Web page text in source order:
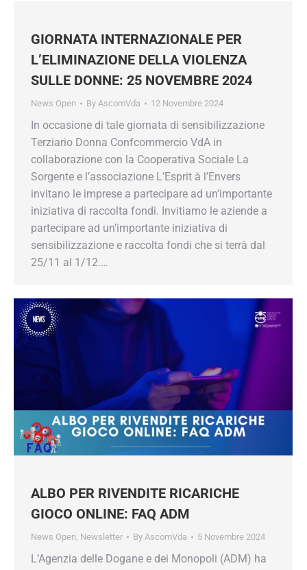
GIORNATA INTERNAZIONALE PER
L’ELIMINAZIONE DELLA VIOLENZA
SULLE DONNE: 25 NOVEMBRE 2024
News Open By AscomVda 12 Novembre 2024
In occasione di tale giornata di sensibilizzazione
Terziario Donna Confcommercio VdA in
collaborazione con la Cooperativa Sociale La
Sorgente e l’associazione L’Esprit à l’Envers
invitano le imprese a partecipare ad un’importante
iniziativa di raccolta fondi. Invitiamo le aziende a
partecipare ad un’importante iniziativa di
sensibilizzazione e raccolta fondi che si terrà dal
25/11 al 1/12.…
ALBO PER RIVENDITE RICARICHE
GIOCO ONLINE: FAQ ADM
News Open, Newsletter By AscomVda 5 Novembre 2024
L’Agenzia delle Dogane e dei Monopoli (ADM) ha